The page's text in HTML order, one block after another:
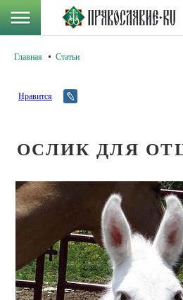
Главная Статьи
Нравится
ОСЛИК ДЛЯ